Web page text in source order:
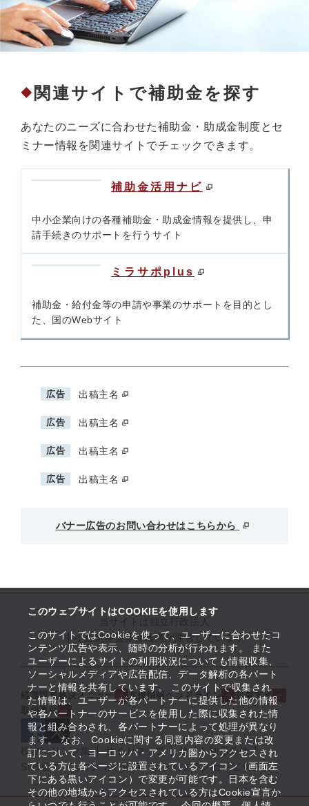
このウェブサイトはCOOKIEを使用します
このサイトではCookieを使って、ユーザーに合わせたコ
ンテンツ広告や表示、随時の分析が行われます。 また
ユーザーによるサイトの利用状況についても情報収集、
ソーシャルメディアや広告配信、データ解析の各パート
ナーと情報を共有しています。 このサイトで収集され
た情報は、ユーザーが各パートナーに提供した他の情報
や各パートナーのサービスを使用した際に収集された情
報と組み合わされ、各パートナーによって処理が異なり
ます。 なお、Cookieに関する同意内容の変更または改
訂について、ヨーロッパ・アメリカ圏からアクセスされ
ている方は各ページに設置されているアイコン（画面左
下にある黒いアイコン）で変更が可能です。日本を含む
その他の地域からアクセスされている方はCookie宣言か
◆ 関連サイトで補助金を探す
あなたのニーズに合わせた補助金・助成金制度とセ
ミナー情報を関連サイトでチェックできます。
補助金活用ナビ
中小企業向けの各種補助金・助成金情報を提供し、申
請手続きのサポートを行うサイト
ミラサポplus
補助金・給付金等の申請や事業のサポートを目的とし
た、国のWebサイト
広告 出稿主名
広告 出稿主名
広告 出稿主名
広告 出稿主名
バナー広告のお問い合わせはこちらから
中小企業基盤整備機構が運営しています
経営課題解決メニュー 支援情報ヘッドライン
起業支援
取組事例
役立つリンク集 サイトマップ
サイト利用条件
SNS公式アカウント一覧
ウェブアクセシビリティ